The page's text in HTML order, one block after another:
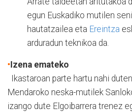
egun Euskadiko mutilen
hautatzailea eta Ereintza
arduradun teknikoa da.
• Izena emateko
Ikastaroan parte hartu nahi
Mendaroko neska-mutilek
izango dute Elgoibarrera trenez